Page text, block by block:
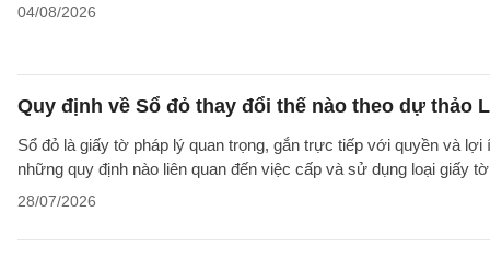
04/08/2026
Quy định về Sổ đỏ thay đổi thế nào theo dự thảo
Sổ đỏ là giấy tờ pháp lý quan trọng, gắn trực tiếp với quyền và
những quy định nào liên quan đến việc cấp và sử dụng loại giấy
28/07/2026